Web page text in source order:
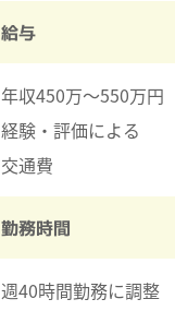
給与
年収450万～550万円
経験・評価による
交通費
勤務時間
週40時間勤務に調整